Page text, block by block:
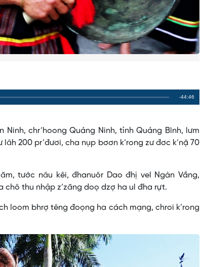
Remaining
-44:46
chr’hoong Quảng Ninh, tỉnh Quảng Bình, lưm
200 pr’đươi, cha nụp bơơn k’rong zư đơc k’nặ 70
tước nâu kêi, đhanuôr Dao đhị vel Ngàn Vắng,
chô thu nhập z’zăng doọ dzợ ha ul đha rựt.
loom bhrợ têng đoọng ha cách mạng, chroi k’rong